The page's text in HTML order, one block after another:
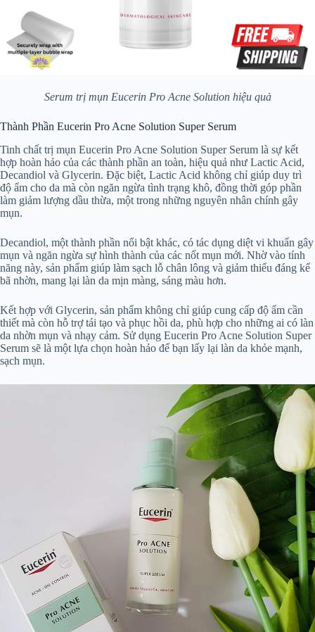
Serum trị mụn Eucerin Pro Acne Solution hiệu quả
Thành Phần Eucerin Pro Acne Solution Super Serum
Tinh chất trị mụn Eucerin Pro Acne Solution Super Serum là sự kết
hợp hoàn hảo của các thành phần an toàn, hiệu quả như Lactic Acid,
Decandiol và Glycerin. Đặc biệt, Lactic Acid không chỉ giúp duy trì
độ ẩm cho da mà còn ngăn ngừa tình trạng khô, đồng thời góp phần
làm giảm lượng dầu thừa, một trong những nguyên nhân chính gây
mụn.
Decandiol, một thành phần nổi bật khác, có tác dụng diệt vi khuẩn gây
mụn và ngăn ngừa sự hình thành của các nốt mụn mới. Nhờ vào tính
năng này, sản phẩm giúp làm sạch lỗ chân lông và giảm thiểu đáng kể
bã nhờn, mang lại làn da mịn màng, sáng màu hơn.
Kết hợp với Glycerin, sản phẩm không chỉ giúp cung cấp độ ẩm cần
thiết mà còn hỗ trợ tái tạo và phục hồi da, phù hợp cho những ai có làn
da nhờn mụn và nhạy cảm. Sử dụng Eucerin Pro Acne Solution Super
Serum sẽ là một lựa chọn hoàn hảo để bạn lấy lại làn da khỏe mạnh,
sạch mụn.